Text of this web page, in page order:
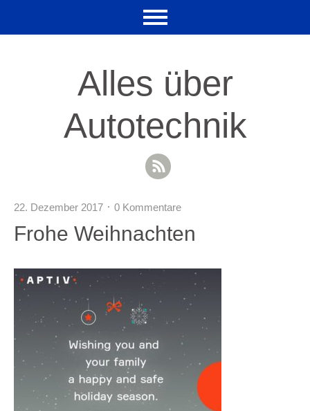
Alles über
Autotechnik
RSS Feed
22. Dezember 2017 0 Kommentare
Frohe Weihnachten